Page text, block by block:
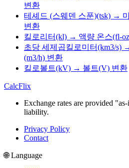
변환
테셰드 (스웨덴 스푼)(tsk) →
변환
킬로리터(kl) → 액량 온스(fl-
초당 세제곱킬로미터(km3/s)
(m3/h) 변환
킬로볼트(kV) → 볼트(V) 변환
CalcFlix
Exchange rates are provided
liability.
Privacy Policy
Contact
🌐 Language